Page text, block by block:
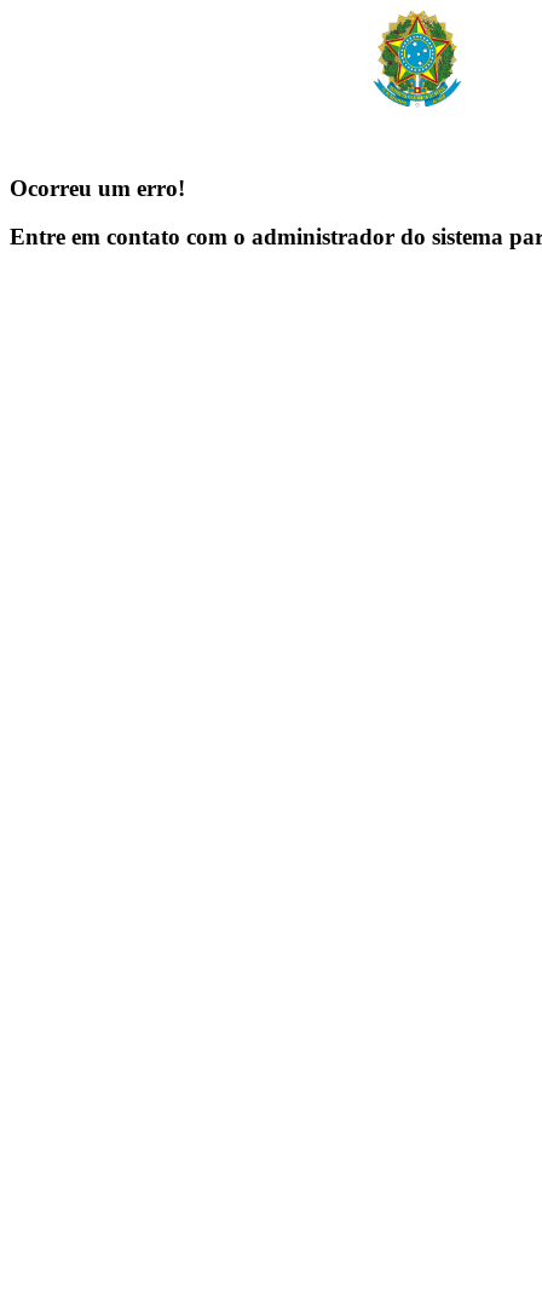
Ocorreu um erro!
Entre em contato com o administrador do sistema